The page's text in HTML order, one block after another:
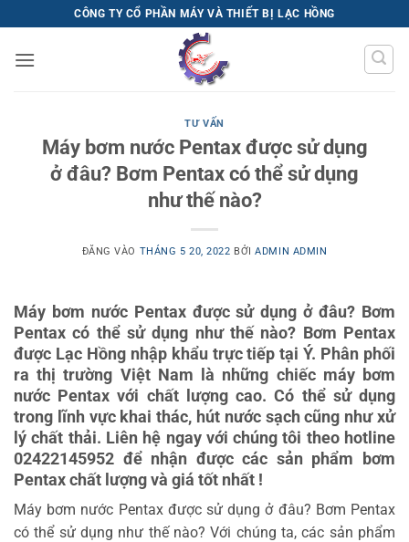
qua
nội
CÔNG TY CỔ PHẦN MÁY VÀ THIẾT BỊ LẠC HỒNG
TƯ VẤN
Máy bơm nước Pentax được sử dụng
ở đâu? Bơm Pentax có thể sử dụng
như thế nào?
ĐĂNG VÀO THÁNG 5 20, 2022 BỞIADMIN ADMIN
Máy bơm nước Pentax được sử dụng ở đâu? Bơm
Pentax có thể sử dụng như thế nào? Bơm Pentax
được Lạc Hồng nhập khẩu trực tiếp tại Ý. Phân phối
ra thị trường Việt Nam là những chiếc máy bơm
nước Pentax với chất lượng cao. Có thể sử dụng
trong lĩnh vực khai thác, hút nước sạch cũng như xử
lý chất thải. Liên hệ ngay với chúng tôi theo hotline
02422145952 để nhận được các sản phẩm bơm
Pentax chất lượng và giá tốt nhất !
Máy bơm nước Pentax được sử dụng ở đâu? Bơm Pentax
có thể sử dụng như thế nào? Với chúng ta, các sản phẩm